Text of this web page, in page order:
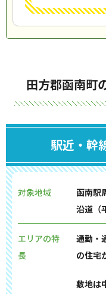
田方郡函南町
駅近・幹
対象地域
函南駅
沿道（
エリアの特
長
通勤・
の住宅
敷地は